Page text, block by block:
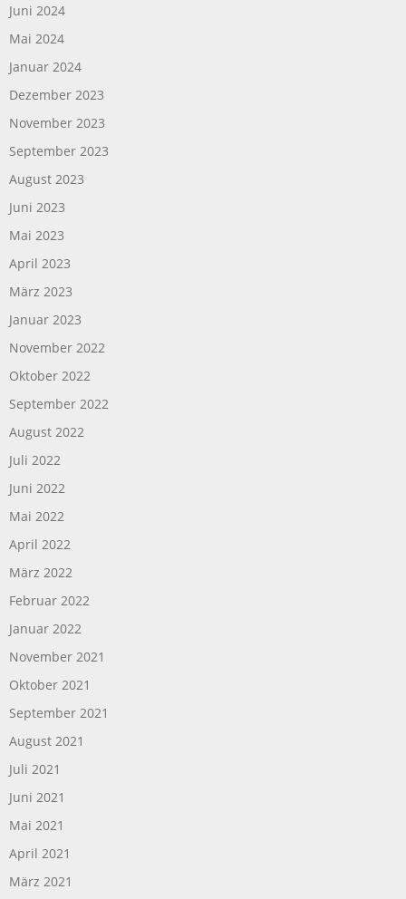
Juni 2024
Mai 2024
Januar 2024
Dezember 2023
November 2023
September 2023
August 2023
Juni 2023
Mai 2023
April 2023
März 2023
Januar 2023
November 2022
Oktober 2022
September 2022
August 2022
Juli 2022
Juni 2022
Mai 2022
April 2022
März 2022
Februar 2022
Januar 2022
November 2021
Oktober 2021
September 2021
August 2021
Juli 2021
Juni 2021
Mai 2021
April 2021
März 2021